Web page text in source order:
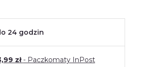
24 godzin
zł- Paczkomaty InPost